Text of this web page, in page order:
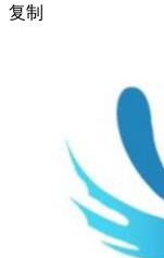
复制